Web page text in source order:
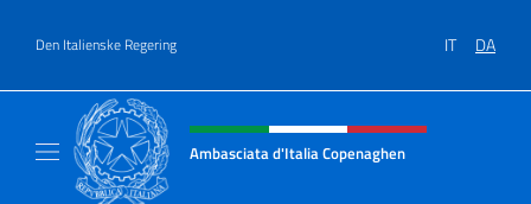
Den Italienske Regering IT DA
Hjemmesidehoved, sociale
Ambasciata d'Italia Copenaghen